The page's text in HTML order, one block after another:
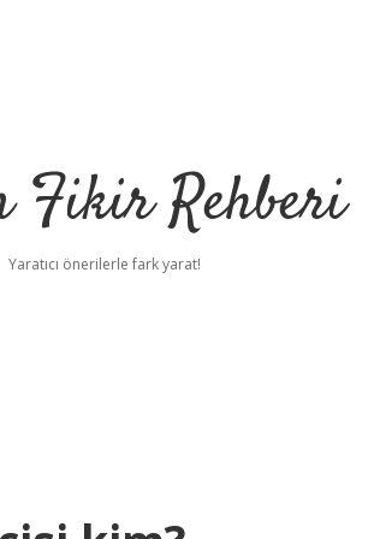
Fikir Rehberi
Yaratıcı önerilerle fark yarat!